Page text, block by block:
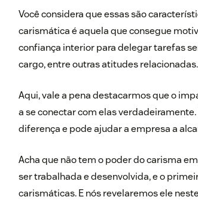
Você considera que essas são
carismática é aquela que consegue
confiança interior para delegar tarefas
cargo, entre outras atitudes relacionadas.
Aqui, vale a pena destacarmos que o
a se conectar com elas
diferença e pode ajudar a empresa a
Acha que não tem o poder do carisma
ser trabalhada e desenvolvida, e o
carismáticas. E nós revelaremos ele